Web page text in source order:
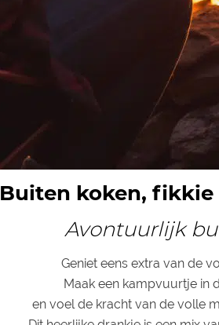
Buiten koken,
Avontuurlijk
Geniet eens extra van de
Maak een kampvuurtje in
en voel de kracht van de volle